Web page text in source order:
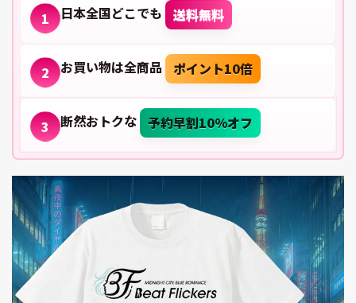
1 日本全国どこでも 送料無料
2 お買い物は全商品 ポイント10倍
3 断然おトクな 予約早割10%オフ